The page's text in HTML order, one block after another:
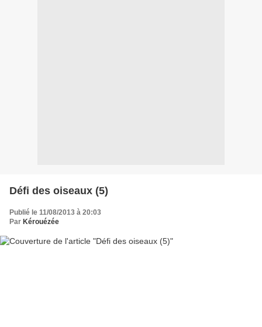
Défi des oiseaux (5)
Publié le 11/08/2013 à 20:03
Par Kérouézée